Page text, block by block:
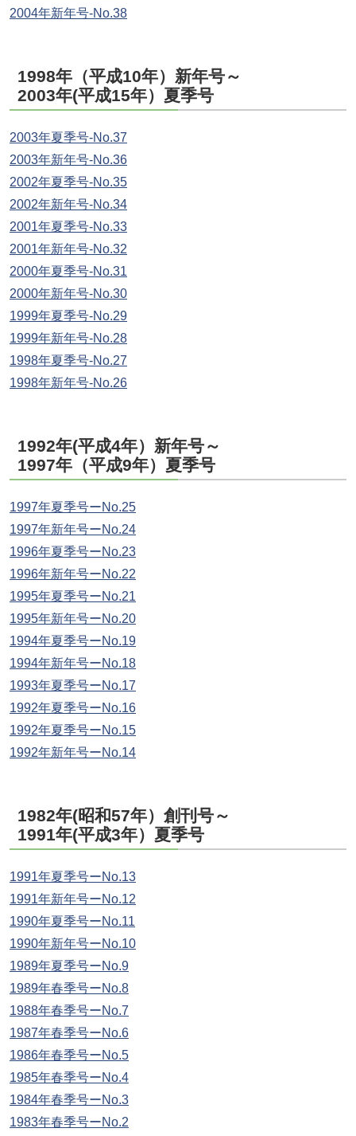
2004年新年号-No.38
1998年（平成10年）新年号～
2003年(平成15年）夏季号
2003年夏季号-No.37
2003年新年号-No.36
2002年夏季号-No.35
2002年新年号-No.34
2001年夏季号-No.33
2001年新年号-No.32
2000年夏季号-No.31
2000年新年号-No.30
1999年夏季号-No.29
1999年新年号-No.28
1998年夏季号-No.27
1998年新年号-No.26
1992年(平成4年）新年号～
1997年（平成9年）夏季号
1997年夏季号ーNo.25
1997年新年号ーNo.24
1996年夏季号ーNo.23
1996年新年号ーNo.22
1995年夏季号ーNo.21
1995年新年号ーNo.20
1994年夏季号ーNo.19
1994年新年号ーNo.18
1993年夏季号ーNo.17
1992年夏季号ーNo.16
1992年夏季号ーNo.15
1992年新年号ーNo.14
1982年(昭和57年）創刊号～
1991年(平成3年）夏季号
1991年夏季号ーNo.13
1991年新年号ーNo.12
1990年夏季号ーNo.11
1990年新年号ーNo.10
1989年夏季号ーNo.9
1989年春季号ーNo.8
1988年春季号ーNo.7
1987年春季号ーNo.6
1986年春季号ーNo.5
1985年春季号ーNo.4
1984年春季号ーNo.3
1983年春季号ーNo.2